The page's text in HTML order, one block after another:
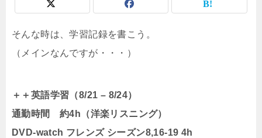
そんな時は、学習記録を書こう。
（メインなんですが・・・）
＋＋英語学習（8/21 – 8/24）
通勤時間 約4h（洋楽リスニング）
DVD-watch フレンズ シーズン8,16-19 4h